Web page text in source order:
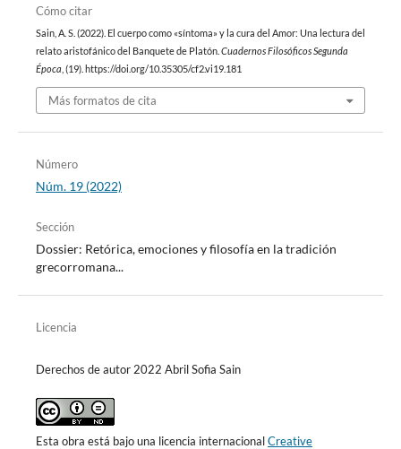
Cómo citar
Sain, A. S. (2022). El cuerpo como «síntoma» y la cura del Amor: Una lectura del
relato aristofánico del Banquete de Platón. Cuadernos Filosóficos Segunda
Época , (19). https://doi.org/10.35305/cf2.vi19.181
Más formatos de cita
Número
Núm. 19 (2022)
Sección
Dossier: Retórica, emociones y filosofía en la tradición
grecorromana...
Licencia
Derechos de autor 2022 Abril Sofia Sain
Esta obra está bajo una licencia internacionalCreative